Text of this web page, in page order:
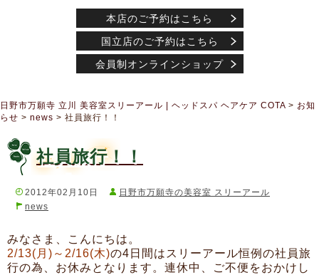
本店のご予約はこちら
国立店のご予約はこちら
会員制オンラインショップ
日野市万願寺 立川 美容室スリーアール | ヘッドスパ ヘアケア COTA > お知
らせ > news > 社員旅行！！
社員旅行！！
2012年02月10日
日野市万願寺の美容室 スリーアール
news
みなさま、こんにちは。
2/13(月)～2/16(木)の4日間はスリーアール恒例の社員旅
行の為、お休みとなります。連休中、ご不便をおかけし